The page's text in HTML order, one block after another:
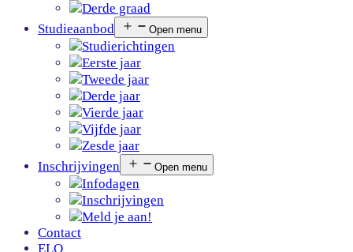
Derde graad
Studieaanbod
Open menu
Studierichtingen
Eerste jaar
Tweede jaar
Derde jaar
Vierde jaar
Vijfde jaar
Zesde jaar
Inschrijvingen
Open menu
Infodagen
Inschrijvingen
Meld je aan!
Contact
ELO